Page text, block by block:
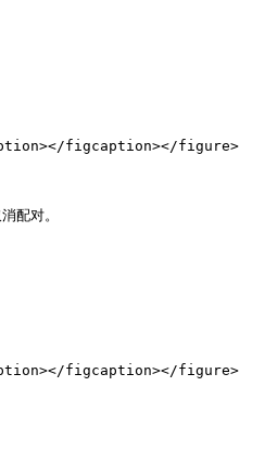
figcaption></figure>
配对。
figcaption></figure>